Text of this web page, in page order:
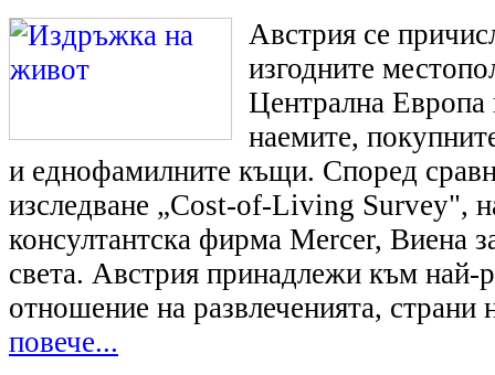
Австрия се
изгодните
Централна Европа
наемите,
и еднофамилните къщи. Според
изследване „Cost-of-Living Survey",
консултантска фирма Mercer, Виена
света. Австрия принадлежи към най-
отношение на развлеченията, страни
повече...